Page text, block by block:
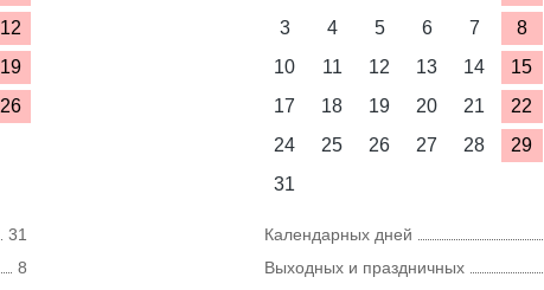
12
19
26
31
8
3
4 5 6 7 8
10
11 12 13 14 15
17
18 19 20 21 22
24
25 26 27 28 29
31
Календарных дней
Выходных и праздничных